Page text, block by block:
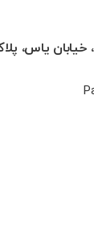
یاس، پلاک ۲۶